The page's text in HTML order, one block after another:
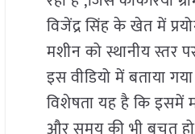
विजेंद्र सिंह के खेत में
मशीन को स्थानीय स्तर
इस वीडियो में बताया
विशेषता यह है कि इसमें